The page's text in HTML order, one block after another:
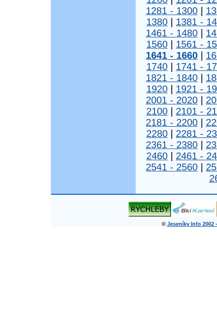
1281 - 1300
1380
1381 -
1461 - 1480
1560
1561 -
1641 - 1660
1740
1741 -
1821 - 1840
1920
1921 -
2001 - 2020
2100
2101 -
2181 - 2200
2280
2281 -
2361 - 2380
2460
2461 -
2541 - 2560
© Jeseníky Info 2002